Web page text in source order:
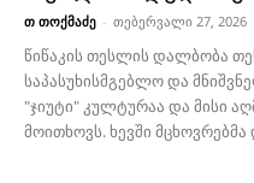
თ თოქმაძე - თებერვალი 27, 2026
წიწაკის თესლის დალბობა
საპასუხისმგებლო და
"ჯიუტი" კულტურაა და მისი
მოითხოვს. ხევში მცხოვრებმა